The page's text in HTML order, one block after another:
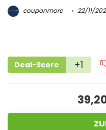
couponmore 22/11/
Deal-Score +1